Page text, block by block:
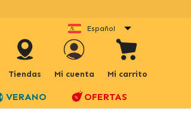
Español
Tiendas Mi cuenta Mi carrito
VERANO OFERTAS